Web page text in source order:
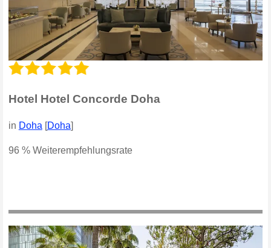
Hotel Hotel Concorde Doha
in Doha [Doha]
96 % Weiterempfehlungsrate